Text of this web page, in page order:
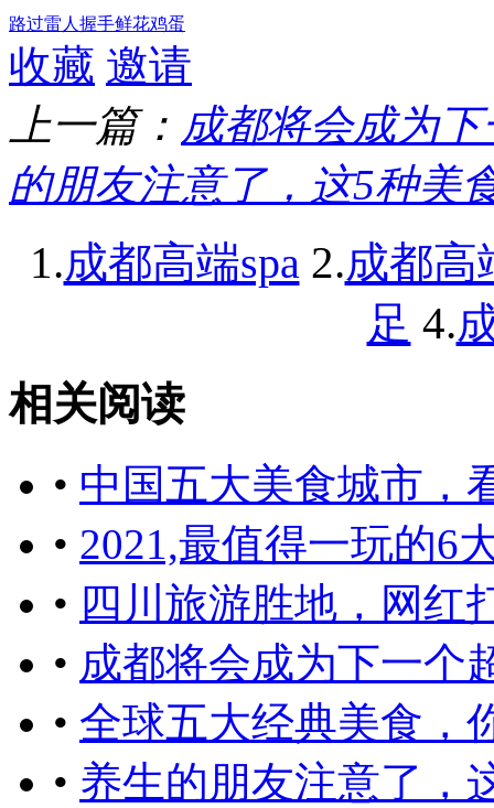
路过雷人 握手鲜花鸡蛋
收藏 邀请
上一篇： 成都将会成为
的朋友注意了，这5种美
1.成都高端spa 2.成都高
足 4.
相关阅读
• 中国五大美食城市，
• 2021,最值得一玩的6
• 四川旅游胜地，网红
• 成都将会成为下一个
• 全球五大经典美食，
• 养生的朋友注意了，